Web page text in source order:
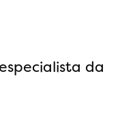
da